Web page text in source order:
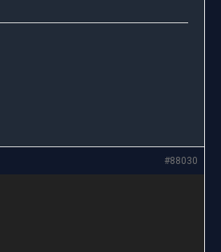
#88030